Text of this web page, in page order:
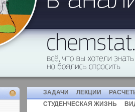
ЗАДАЧИ ЛЕКЦИИ
СТУДЕНЧЕСКАЯ ЖИЗНЬ